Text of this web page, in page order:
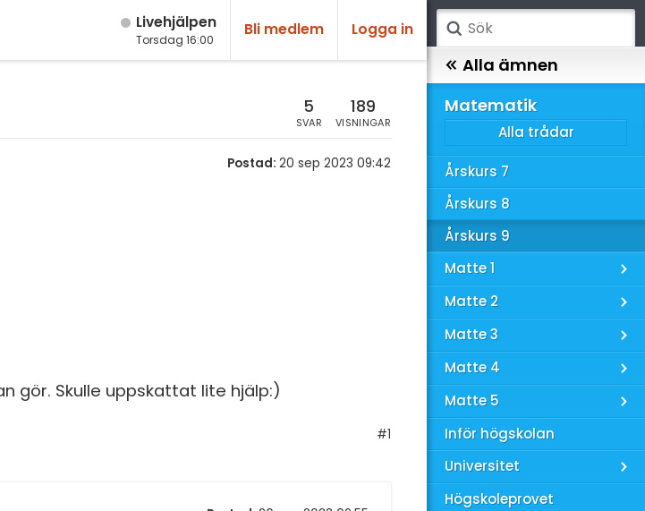
Live­hjälpen
Torsdag 16:00
Bli medlem Logga in
5
SVAR
189
VISNINGAR
Postad: 20 sep 2023 09:42
gör. Skulle uppskattat lite hjälp:)
#1
Matematik
Alla ämnen
Matematik
Alla trådar
Årskurs 7
Årskurs 8
Årskurs 9
Matte 1
Matte 2
Matte 3
Matte 4
Matte 5
Inför högskolan
Universitet
Högskoleprovet
Kemi
Samhällsorientering